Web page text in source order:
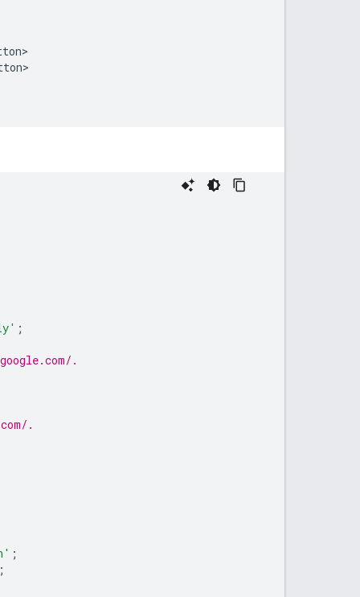
;
.
.
;
;